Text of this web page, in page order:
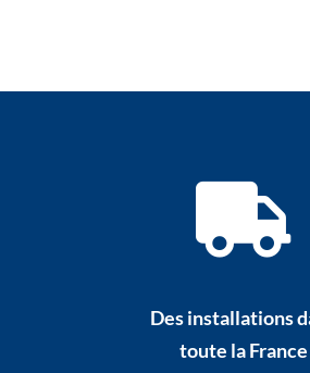
Des installations
toute la France